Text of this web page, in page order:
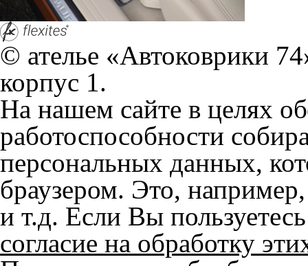
согласие на обработку
Положении по обработке
+7 (351) 277 91 67